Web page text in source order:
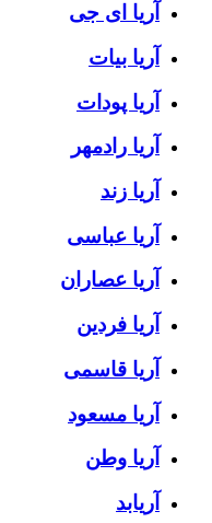
آریا ای جی
آریا بیات
آریا پودات
آریا رادمهر
آریا زند
آریا عباسی
آریا عصاران
آریا فردین
آریا قاسمی
آریا مسعود
آریا وطن
آریابد